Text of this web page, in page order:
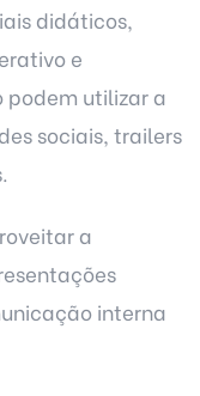
didáticos,
e
podem utilizar a
sociais, trailers
a
interna